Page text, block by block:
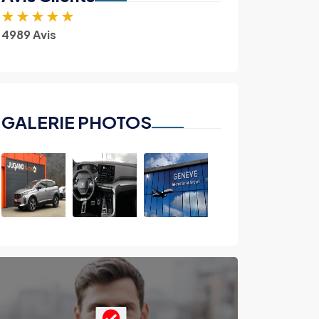
★ ★ ★ ★ ★
4989 Avis
GALERIE PHOTOS